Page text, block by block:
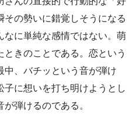
その勢いに錯覚しそうになる
なに単純な感情ではない。萌
きのことである。恋という
中、バチッという音が弾け
に想いを打ち明けようとし
弾けるのである。